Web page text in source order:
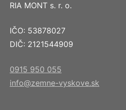
RIA MONT s. r. o.
IČO: 53878027
DIČ: 2121544909
0915 950 055
info@zemne-vyskove.sk